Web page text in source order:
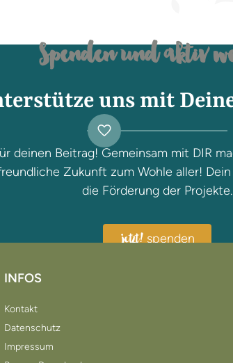
Spenden und aktiv
uns mit
deinen Beitrag! Gemeinsam mit DIR
Zukunft zum Wohle aller!
die Förderung der Projekte.
jetzt! spenden
INFOS
Kontakt
Datenschutz
Impressum